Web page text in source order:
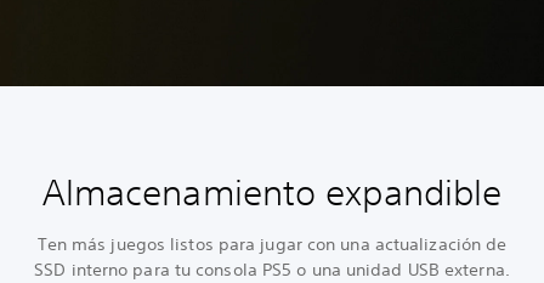
Almacenamiento expandible
Ten más juegos listos para jugar con una actualización de
SSD interno para tu consola PS5 o una unidad USB externa.